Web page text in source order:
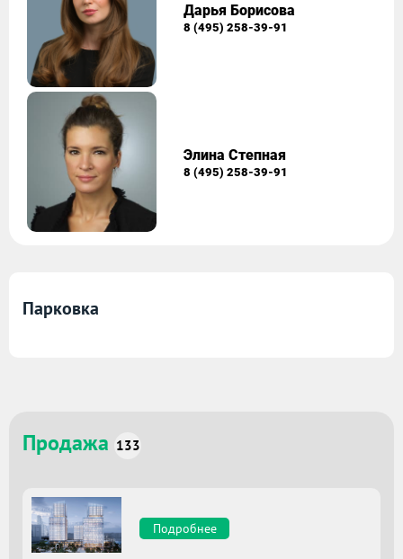
Дарья Борисова
8 (495) 258-39-91
Элина Степная
8 (495) 258-39-91
Парковка
Продажа 133
Подробнее